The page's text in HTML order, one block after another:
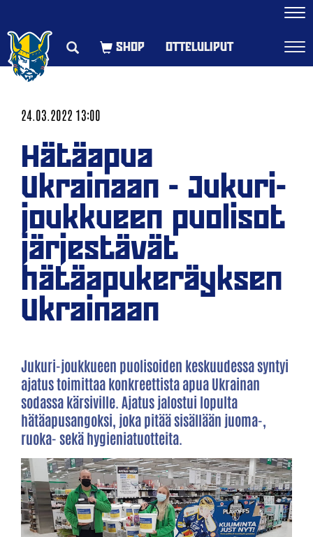
OTTELULIPUT
24.03.2022 13:00
Hätäapua
Ukrainaan - Jukuri-
joukkueen puolisot
järjestävät
hätäapukeräyksen
Ukrainaan
Jukuri-joukkueen puolisoiden keskuudessa syntyi
ajatus toimittaa konkreettista apua Ukrainan
sodassa kärsiville. Ajatus jalostui lopulta
hätäapusangoksi, joka pitää sisällään juoma-,
ruoka- sekä hygieniatuotteita.